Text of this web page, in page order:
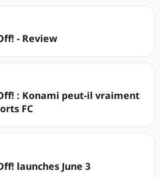
- Review
: Konami peut-il vraiment
FC
launches June 3